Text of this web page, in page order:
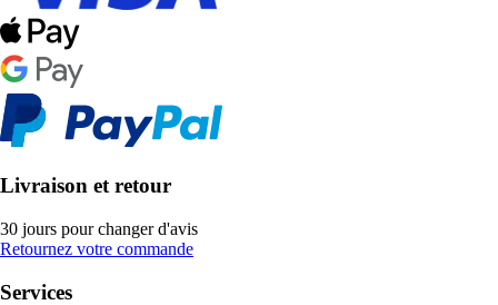
Livraison et retour
30 jours pour changer d'avis
Retournez votre commande
Services